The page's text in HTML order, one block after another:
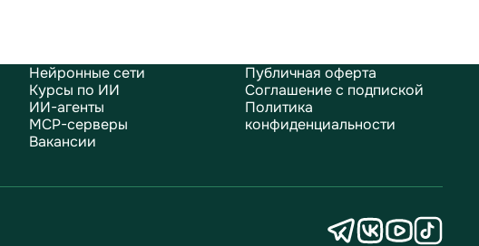
Нейронные сети
Курсы по ИИ
ИИ-агенты
MCP-серверы
Вакансии
Публичная оферта
Соглашение с подпиской
Политика
конфиденциальности